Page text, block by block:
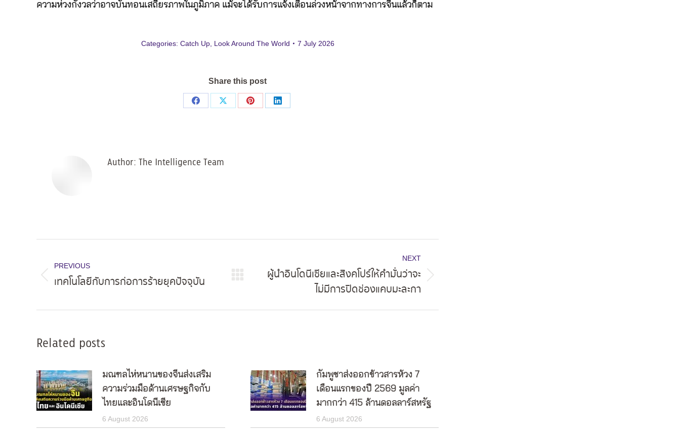
ความห่วงกังวลว่าอาจบั่นทอนเสถียรภาพในภูมิภาค แม้จะได้รับการแจ้งเตือนล่วงหน้าจากทางการจีนแล้วก็ตาม
Categories: Catch Up, Look Around The World 7 July 2026
Share this post
Share
Share
Share
Share
Author: The Intelligence Team
navigation
PREVIOUS
Previous
เทคโนโลยีกับการก่อการร้ายยุคปัจจุบัน
NEXT
Next
ผู้นำอินโดนีเซียและสิงคโปร์ให้คำมั่นว่าจะ
ไม่มีการปิดช่องแคบมะละกา
Related posts
มณฑลไห่หนานของจีนส่งเสริม
ความร่วมมือด้านเศรษฐกิจกับ
ไทยและอินโดนีเซีย
6 August 2026
กัมพูชาส่งออกข้าวสารห้วง 7
เดือนแรกของปี 2569 มูลค่า
มากกว่า 415 ล้านดอลลาร์สหรัฐ
6 August 2026